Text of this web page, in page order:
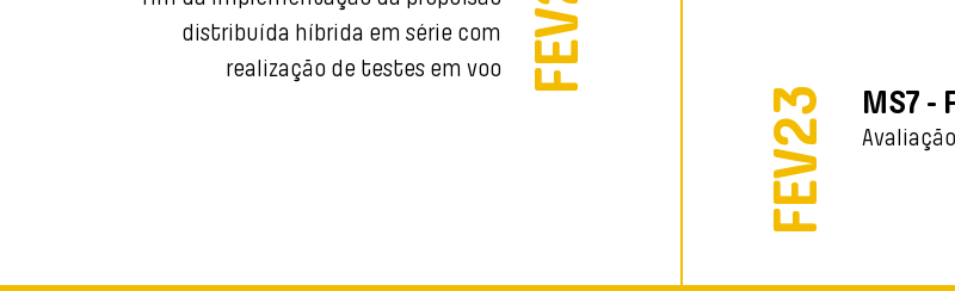
distribuída híbrida em série com
realização de testes em voo
FEV23 MS7 -